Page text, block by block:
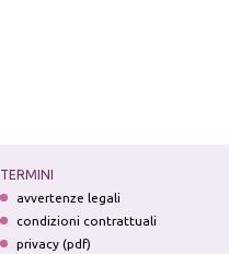
TERMINI
avvertenze legali
condizioni contrattuali
privacy (pdf)